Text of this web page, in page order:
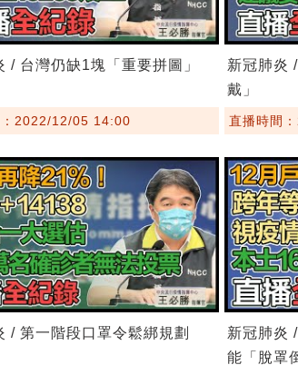
/ 台灣仍缺1塊「重要拼圖」
：2022/12/05 14:00
新冠肺炎
戴」
直播時間
/ 第一階段口罩令鬆綁規劃
新冠肺炎
能「脫罩